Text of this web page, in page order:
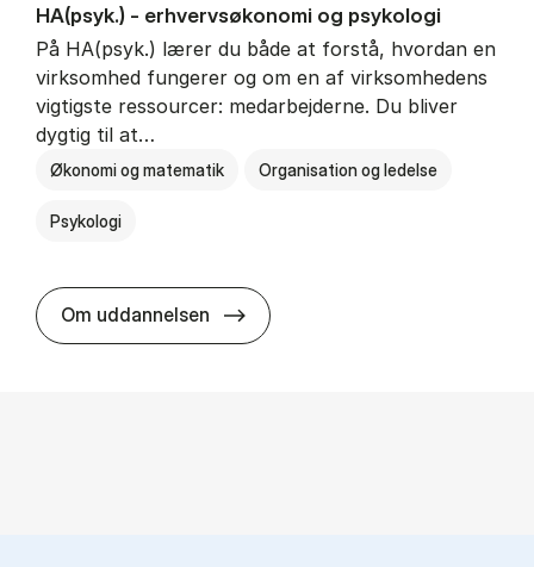
HA(psyk.) - erhvervs­økonomi og psy­ko­lo­gi
På HA(psyk.) lærer du både at forstå, hvordan en
virksomhed fungerer og om en af virksomhedens
vigtigste ressourcer: medarbejderne. Du bliver
dygtig til at…
Økonomi og matematik Organisation og ledelse
Psykologi
Om uddannelsen HA(psyk.) - erhvervs­økonomi og